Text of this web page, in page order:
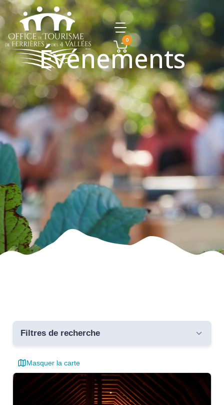
0
Événements
Filtres de recherche
Toutes les communes
Masquer la carte